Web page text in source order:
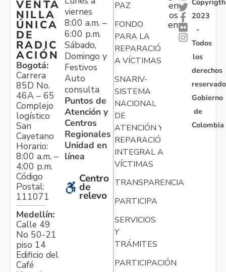
VENTA
NILLA
ÚNICA
DE
RADIC
ACIÓN
Bogotá:
Carrera
85D No.
46A – 65
Complejo
logístico
San
Cayetano
Horario:
8:00 a.m. –
4:00 p.m.
Código
Postal:
111071
Medellín:
Calle 49
No 50-21
piso 14
Edificio del
Café
viernes
8:00 a.m. –
6:00 p.m.
Sábado,
Domingo y
Festivos
Auto
consulta
Puntos de
Atención y
Centros
Regionales
Unidad en
línea
Centro
de
relevo
PAZ
FONDO
PARA LA
REPARACIÓN
A VÍCTIMAS
SNARIV-
SISTEMA
NACIONAL
DE
ATENCIÓN Y
REPARACIÓN
INTEGRAL A
VÍCTIMAS
TRANSPARENCIA
PARTICIPA
SERVICIOS
Y
TRÁMITES
PARTICIPACIÓN
en
os
en:
2023
-
Todos
los
derechos
Gobierno
de
Colombia